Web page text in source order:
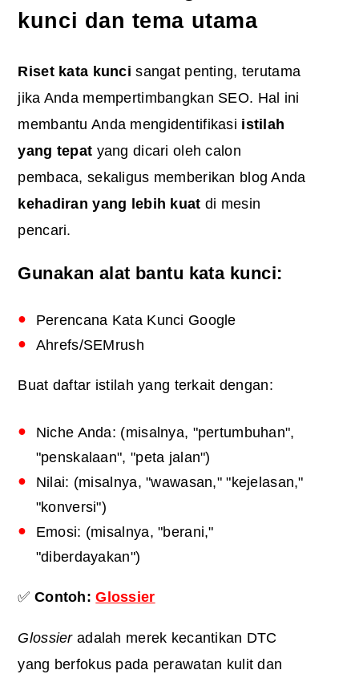
kunci dan tema utama
Riset kata kunci sangat penting, terutama
jika Anda mempertimbangkan SEO. Hal ini
membantu Anda mengidentifikasi istilah
yang tepat yang dicari oleh calon
pembaca, sekaligus memberikan blog Anda
kehadiran yang lebih kuat di mesin
pencari.
Gunakan alat bantu kata kunci:
Perencana Kata Kunci Google
Ahrefs/SEMrush
Buat daftar istilah yang terkait dengan:
Niche Anda: (misalnya, "pertumbuhan",
"penskalaan", "peta jalan")
Nilai: (misalnya, "wawasan," "kejelasan,"
"konversi")
Emosi: (misalnya, "berani,"
"diberdayakan")
✅ Contoh:Glossier
Glossieradalah merek kecantikan DTC
yang berfokus pada perawatan kulit dan